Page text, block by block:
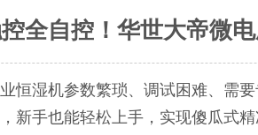
全自控！华世大帝微
恒湿机参数繁琐、调试困难、需
新手也能轻松上手，实现傻瓜式精